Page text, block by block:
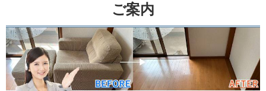
ご案内